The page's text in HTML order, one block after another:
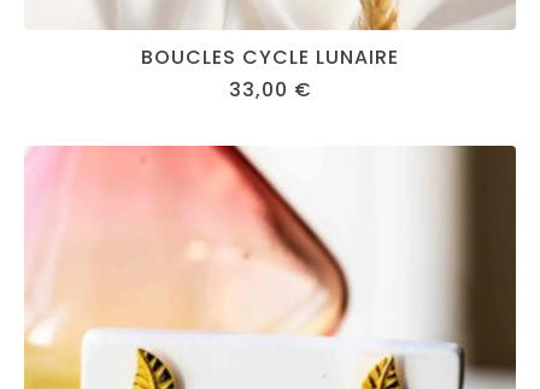
BOUCLES CYCLE LUNAIRE
33,00 €